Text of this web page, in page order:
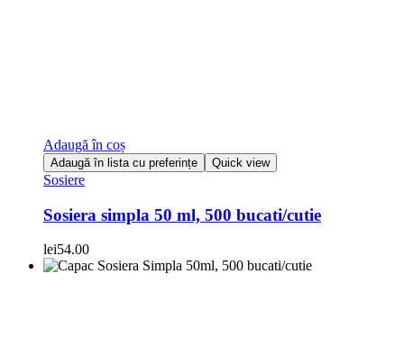
Adaugă în coș
Adaugă în lista cu preferințe Quick view
Sosiere
Sosiera simpla 50 ml, 500 bucati/cutie
lei54.00